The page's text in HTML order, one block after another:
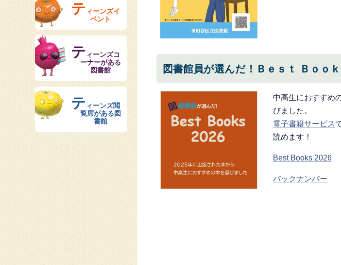
図書館員が選んだ！Ｂｅｓｔ Ｂｏｏｋ
中高生におすすめ
びました。
電子書籍サービス
読めます！
Best Books 2026
バックナンバー
テ ィーンズイ
ベント
テ ィーンズコ
ーナーがある
図書館
テ ィーンズ閲
覧席がある図
書館